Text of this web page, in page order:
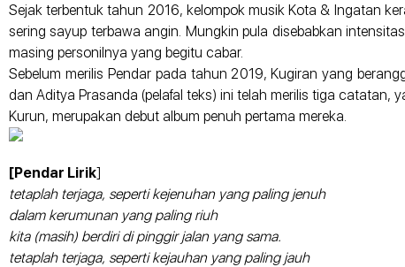
Sejak terbentuk tahun 2016, kelompok musik Kota & Ingatan
sering sayup terbawa angin. Mungkin pula disebabkan
masing personilnya yang begitu cabar.
Sebelum merilis Pendar pada tahun 2019, Kugiran yang
dan Aditya Prasanda (pelafal teks) ini telah merilis tiga catatan,
Kurun, merupakan debut album penuh pertama mereka.
[Pendar Lirik]
tetaplah terjaga, seperti kejenuhan yang paling jenuh
dalam kerumunan yang paling riuh
kita (masih) berdiri di pinggir jalan yang sama.
tetaplah terjaga, seperti kejauhan yang paling jauh